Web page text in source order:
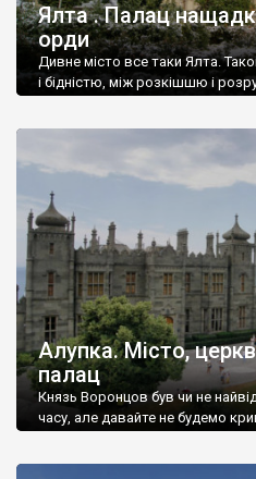
Ялта . Палац
орди
Дивне місто все таки Ялта.
і бідністю, між розкішшю і
Алупка. Місто,
палац
Князь Воронцов був чи не
часу, але давайте не будемо